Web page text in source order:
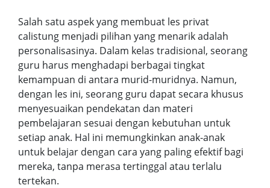
Salah satu aspek yang membuat les privat
calistung menjadi pilihan yang menarik adalah
personalisasinya. Dalam kelas tradisional, seorang
guru harus menghadapi berbagai tingkat
kemampuan di antara murid-muridnya. Namun,
dengan les ini, seorang guru dapat secara khusus
menyesuaikan pendekatan dan materi
pembelajaran sesuai dengan kebutuhan untuk
setiap anak. Hal ini memungkinkan anak-anak
untuk belajar dengan cara yang paling efektif bagi
mereka, tanpa merasa tertinggal atau terlalu
tertekan.